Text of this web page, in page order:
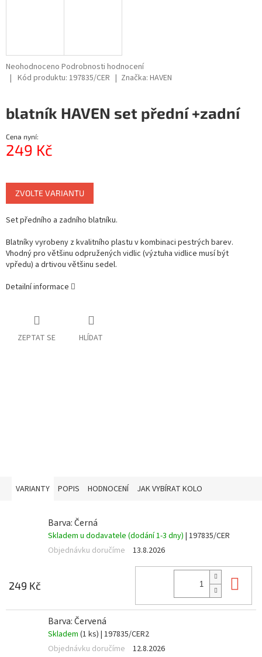
Průměrné
hodnocení
0,0
z
5
hvězdiček.
Neohodnoceno Podrobnosti hodnocení
Kód produktu: 197835/CER Značka:HAVEN
blatník HAVEN set přední +zadní
Cena nyní:
249 Kč
cena:
ZVOLTE VARIANTU
Set předního a zadního blatníku.
Blatníky vyrobeny z kvalitního plastu v kombinaci pestrých barev.
Vhodný pro většinu odpružených vidlic (výztuha vidlice musí být
vpředu) a drtivou většinu sedel.
Detailní informace
ZEPTAT SE HLÍDAT
VARIANTY POPIS HODNOCENÍ JAK VYBÍRAT KOLO
Barva: Černá
Skladem u dodavatele (dodání 1-3 dny) | 197835/CER
Objednávku doručíme
13.8.2026
249 Kč
Barva: Červená
Skladem (1 ks) | 197835/CER2
Objednávku doručíme
12.8.2026